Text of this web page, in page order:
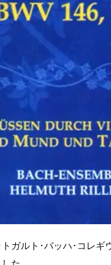
ガルト･バッハ･コレ